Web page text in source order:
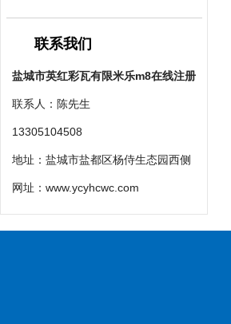
联系我们
盐城市英红彩瓦有限米乐m8在线注册
联系人：陈先生
13305104508
地址：盐城市盐都区杨侍生态园西侧
网址： www.ycyhcwc.com